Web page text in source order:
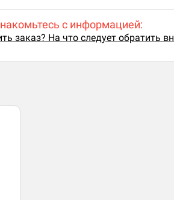
с информацией:
заказ? На что следует обратить